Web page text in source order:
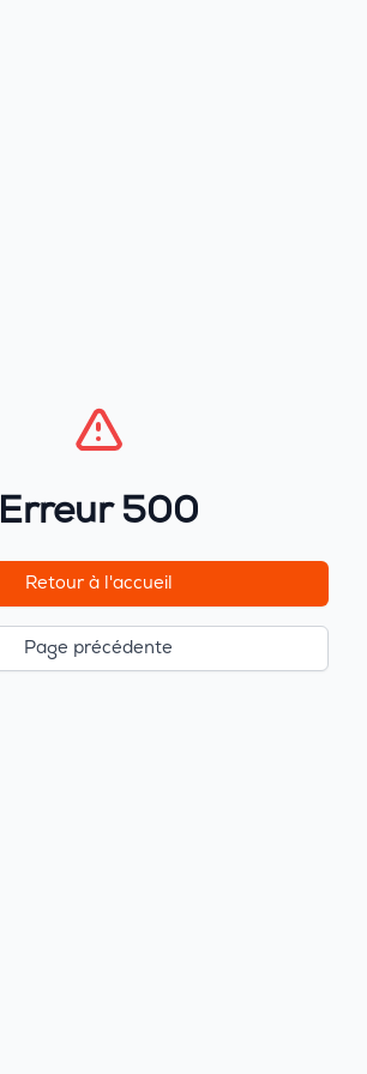
Erreur 500
Retour à l'accueil
Page précédente